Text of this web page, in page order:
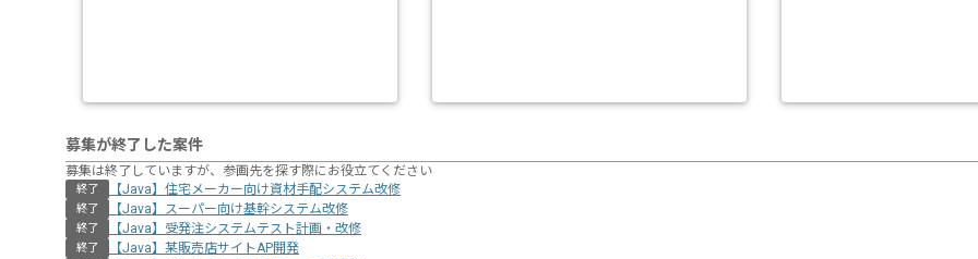
募集が終了した案件
募集は終了していますが、参画先を探す際にお役立てください
終了 【Java】住宅メーカー向け資材⼿配システム改修
終了 【Java】スーパー向け基幹システム改修
終了 【Java】受発注システムテスト計画・改修
終了 【Java】某販売店サイトAP開発